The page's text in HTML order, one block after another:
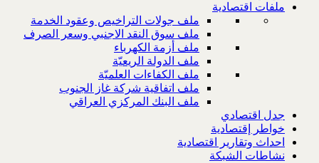
ملفات اقتصادية
ملف جولات التراخيص وعقود الخدمة
ملف سوق النقد الاجنبي وسعر الصرف
ملف أزمة الكهرباء
ملف الدولة الريعيّة
ملف الكفاءات العلميّة
ملف اتفاقية شركة غاز الجنوب
ملف البنك المركزي العراقي
جدل اقتصادي
خواطر إقتصادية
احداث وتقارير اقتصادية
نشاطات الشبكة